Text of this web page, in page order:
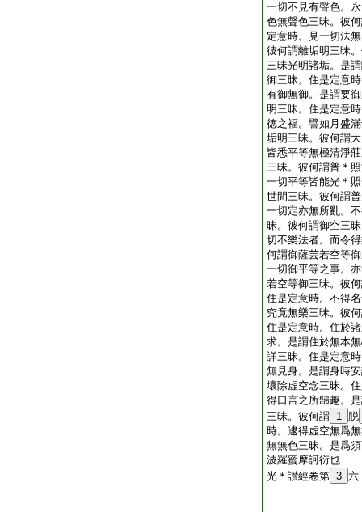
一切不見有聲色。
色無聲色三昧。彼
定意時。見一切法
彼何謂離垢明三昧
三昧光明諸垢。是
御三昧。住是定意
有御無御。是謂要
明三昧。住是定意
徳之福。譬如月盛
垢明三昧。彼何謂
皆悉平等無極清淨
三昧。彼何謂普＊
一切平等皆能光＊
世間三昧。彼何謂
一切定亦無所亂。
昧。彼何謂御空三
切不樂法者。而令
何謂御薩芸若空等
一切御平等之事。
若空等御三昧。彼
住是定意時。不得
究竟無樂三昧。彼
住是定意時。住於
求。是謂住於無本
詳三昧。住是定意
無見身。是謂身時
壞除虚空念三昧。
得口言之所歸趣。
三昧。彼何謂 1 脱
時。逮得虚空無爲
無無色三昧。是爲
波羅蜜摩訶衍也
光＊讃經卷第 3 六